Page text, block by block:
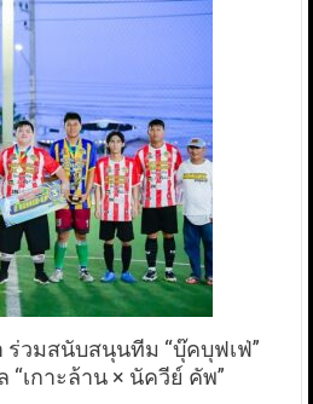
ร่วมสนับสนุนทีม “บุ๊คบุฟเฟ่”
เกาะล้าน × นัควีย์ คัพ”